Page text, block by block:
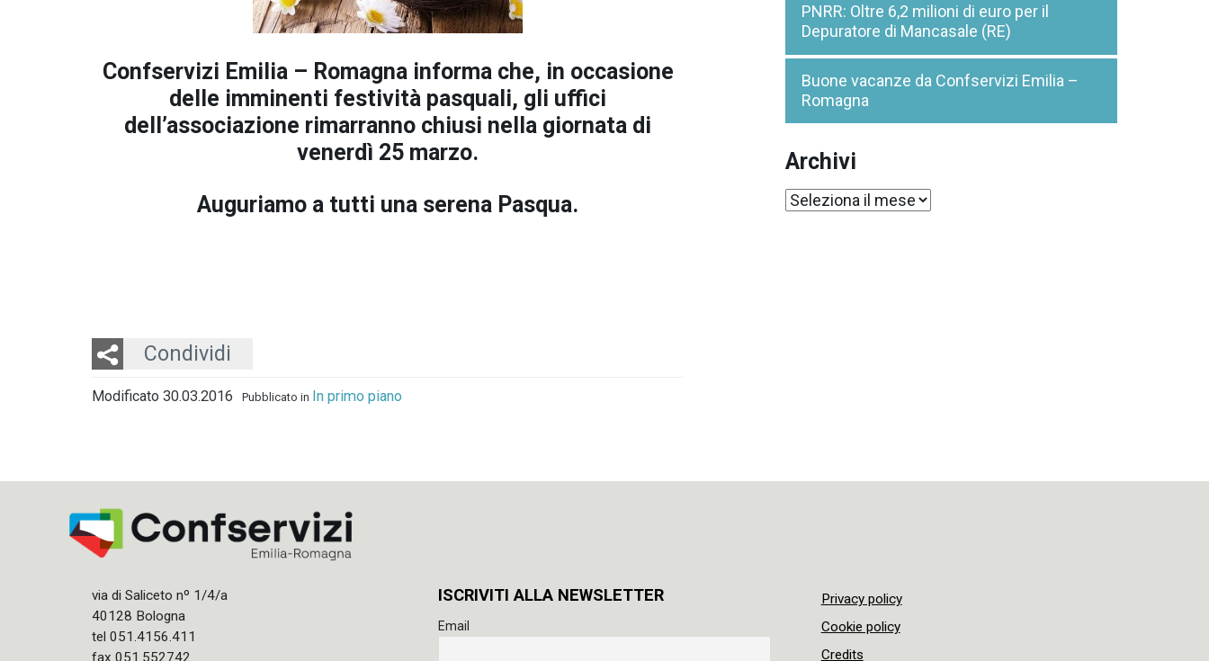
Confservizi Emilia – Romagna informa che, in occasione
delle imminenti festività pasquali, gli uffici
dell’associazione rimarranno chiusi nella giornata di
venerdì 25 marzo.
Auguriamo a tutti una serena Pasqua.
Condividi
Twitter
LinkedIn
Email
Modificato 30.03.2016 Pubblicato in In primo piano
PNRR: Oltre 6,2 milioni di euro per il
Depuratore di Mancasale (RE)
Buone vacanze da Confservizi Emilia –
Romagna
Archivi
Archivi
via di Saliceto nº 1/4/a
40128 Bologna
tel 051.4156.411
fax 051.552742
ISCRIVITI ALLA NEWSLETTER
Email
Privacy policy
Cookie policy
Credits